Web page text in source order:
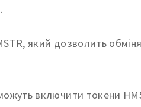
який дозволить
включити токени